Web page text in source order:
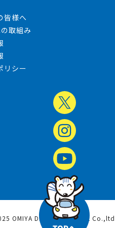
皆様へ
取組み
リシー
OMIYA DRIVING SCHOOL Co.,ltd